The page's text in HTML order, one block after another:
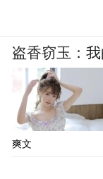
盗香窃玉：
爽文